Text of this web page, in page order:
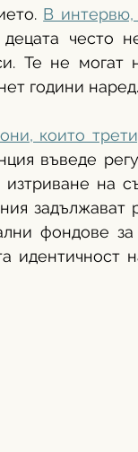
В интервю,
често
Те не могат
години наред.
които
въведе
изтриване на
задължават
фондове за
идентичност